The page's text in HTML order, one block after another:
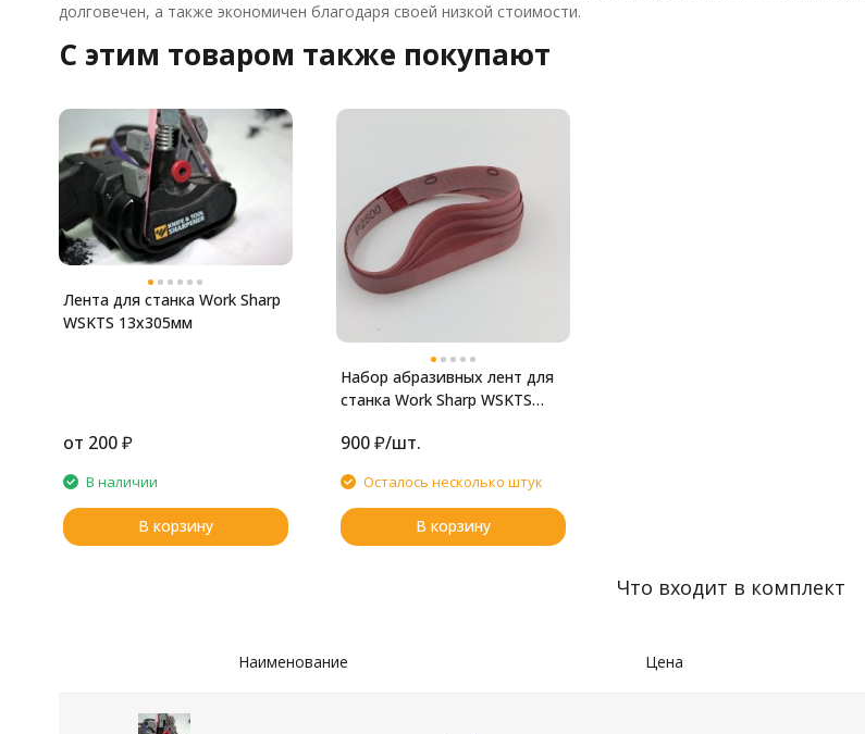
долговечен, а также экономичен благодаря своей низкой стоимости.
C этим товаром также покупают
Лента для станка Work Sharp
WSKTS 13x305мм
от 200 ₽
В наличии
В корзину
Набор абразивных лент для
станка Work Sharp WSKTS
900₽/шт.
Осталось несколько штук
В корзину
Что входит в комплект
Наименование Цена